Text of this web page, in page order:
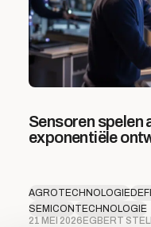
Sensoren spelen
exponentiële
AGROTECHNOLOGIE
SEMICONTECHNOLOGIE
21 MEI 2026EGBERT